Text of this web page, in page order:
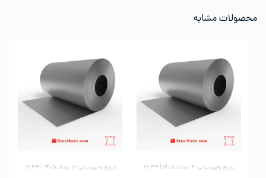
محصولات مشابه
تاریخ به‌روزرسانی: ۱۲ مرداد ۱۴۰۵ | ۱۶:۳۳ تاریخ به‌روزرسانی: ۱۲ مرداد ۱۴۰۵ | ۱۶:۳۳